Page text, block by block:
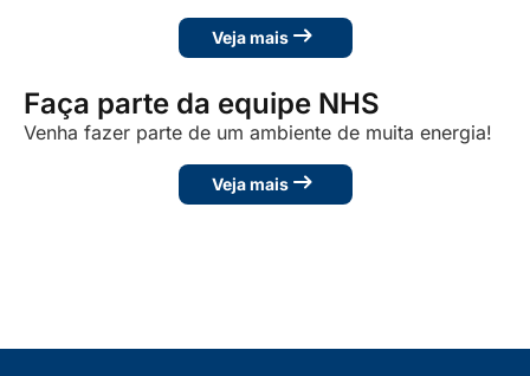
Veja mais
Faça parte da equipe NHS
Venha fazer parte de um ambiente de muita energia!
Veja mais